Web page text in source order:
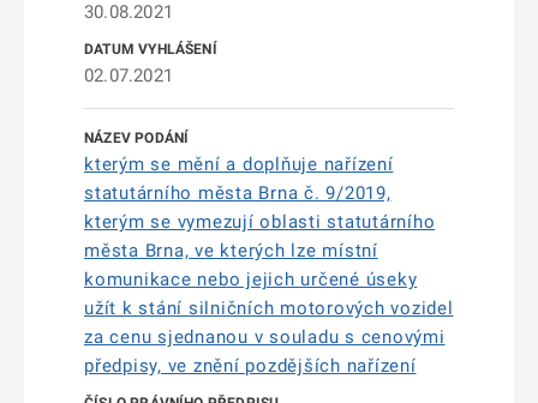
30.08.2021
02.07.2021
kterým se mění a doplňuje nařízení
statutárního města Brna č. 9/2019,
kterým se vymezují oblasti statutárního
města Brna, ve kterých lze místní
komunikace nebo jejich určené úseky
užít k stání silničních motorových vozidel
za cenu sjednanou v souladu s cenovými
předpisy, ve znění pozdějších nařízení